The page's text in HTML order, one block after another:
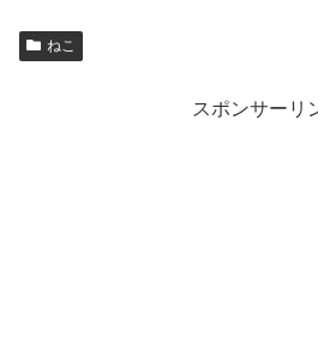
ねこ
スポンサーリ